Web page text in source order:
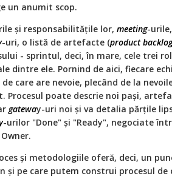
un anumit scop.
și responsabilitățile lor, meeting-
-uri, o listă de artefacte (product backlog
- sprintul, deci, în mare, cele trei
dintre ele. Pornind de aici, fiecare
care are nevoie, plecând de la
Procesul poate descrie noi pași,
gateway-uri noi și va detalia părțile
-urilor "Done" și "Ready", negociate
și metodologiile oferă, deci, un
și pe care putem construi procesul de